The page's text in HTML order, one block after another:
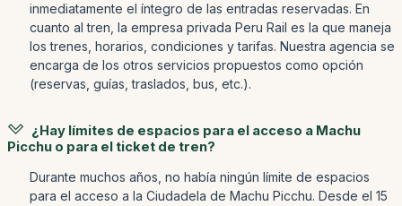
inmediatamente el íntegro de las entradas reservadas. En
cuanto al tren, la empresa privada Peru Rail es la que maneja
los trenes, horarios, condiciones y tarifas. Nuestra agencia se
encarga de los otros servicios propuestos como opción
(reservas, guías, traslados, bus, etc.).
¿Hay límites de espacios para el acceso a Machu
Picchu o para el ticket de tren?
Durante muchos años, no había ningún límite de espacios
para el acceso a la Ciudadela de Machu Picchu. Desde el 15